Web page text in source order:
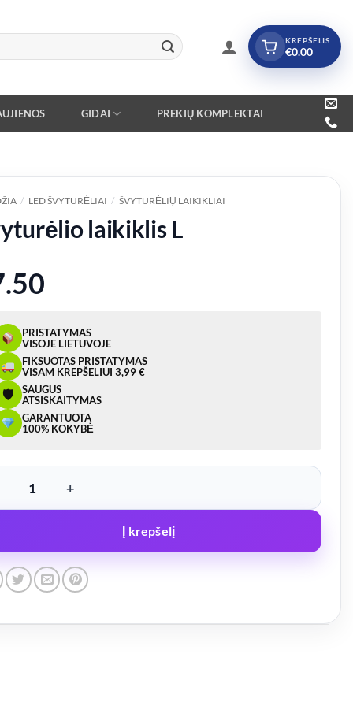
KREPŠELIS
€0.00
GIDAI PREKIŲ KOMPLEKTAI
/ LED ŠVYTURĖLIAI / ŠVYTURĖLIŲ LAIKIKLIAI
laikiklis L
PRISTATYMAS
VISOJE LIETUVOJE
FIKSUOTAS PRISTATYMAS
VISAM KREPŠELIUI 3,99 €
🛡
SAUGUS
ATSISKAITYMAS
GARANTUOTA
100% KOKYBĖ
kiekis: Švyturėlio laikiklis L
Į krepšelį